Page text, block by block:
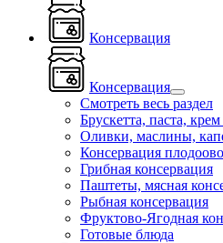
Консервация
Консервация
Смотреть весь раздел
Брускетта, паста, крем
Оливки, маслины,
Консервация
Грибная консервация
Паштеты, мясная
Рыбная консервация
Фруктово-Ягодная
Готовые блюда